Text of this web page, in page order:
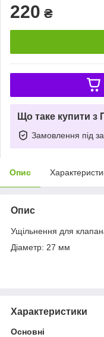
220 ₴
Що таке купити з
Замовлення під
Опис
Опис
Ущільнення для
Діаметр: 27 мм
Характеристики
Основні